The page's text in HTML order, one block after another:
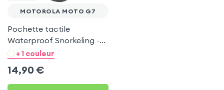
MOTOROLA MOTO G7
Pochette tactile
Waterproof Snorkeling -
Noir pour Motorola Moto
+ 1 couleur
14,90 €